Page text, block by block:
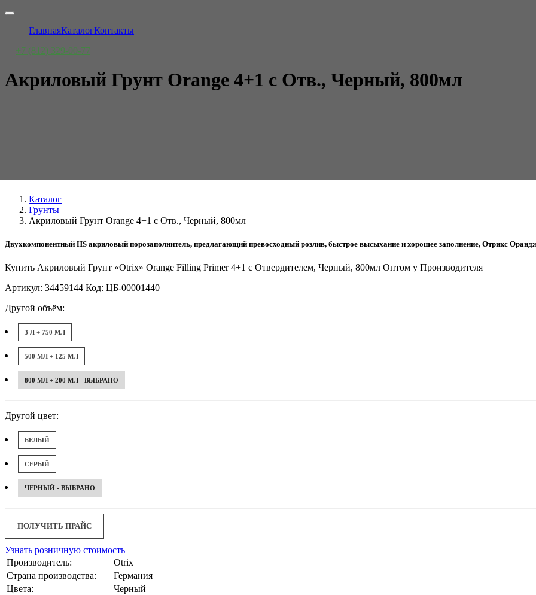
ГлавнаяКаталогКонтакты
+7 (812) 329-00-77
Акриловый Грунт Orange 4+1 с Отв., Черный, 800мл
Каталог
Грунты
Акриловый Грунт Orange 4+1 с Отв., Черный, 800мл
Двухкомпонентный HS акриловый порозаполнитель, предлагающий превосходный розлив, быстрое высыхание и хорошее заполнение, Отрикс
Купить Акриловый Грунт «Otrix» Orange Filling Primer 4+1 с Отвердителем, Черный, 800мл Оптом у Производителя
Артикул: 34459144 Код: ЦБ-00001440
Другой объём:
3 Л + 750 МЛ
500 МЛ + 125 МЛ
800 МЛ + 200 МЛ - ВЫБРАНО
Другой цвет:
БЕЛЫЙ
СЕРЫЙ
ЧЕРНЫЙ - ВЫБРАНО
ПОЛУЧИТЬ ПРАЙС
Узнать розничную стоимость
Производитель:
Otrix
Страна производства:
Германия
Цвета:
Черный